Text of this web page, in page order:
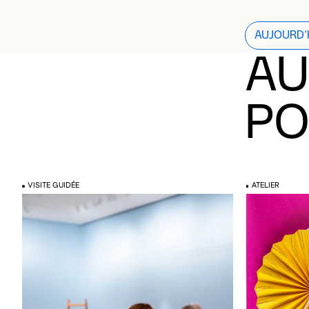
VISITE GUIDÉE ATELIER